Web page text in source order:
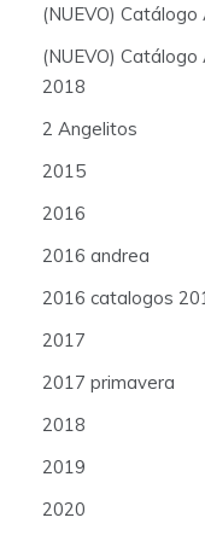
(NUEVO) Catálogo
(NUEVO)
2018
2 Angelitos
2015
2016
2016 andrea
2016 catalogos
2017
2017 primavera
2018
2019
2020